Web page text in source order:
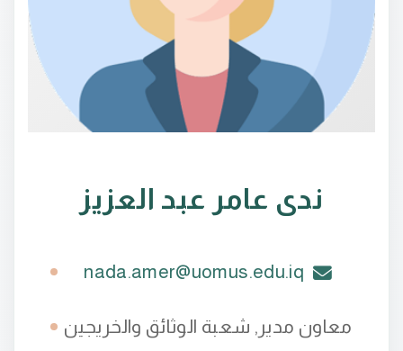
ندى عامر عبد العزيز
nada.amer@uomus.edu.iq
معاون مدير, شعبة الوثائق والخريجين